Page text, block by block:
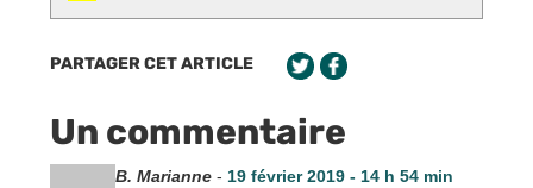
PARTAGER CET ARTICLE
Un commentaire
B. Marianne- 19 février 2019 - 14 h 54 min